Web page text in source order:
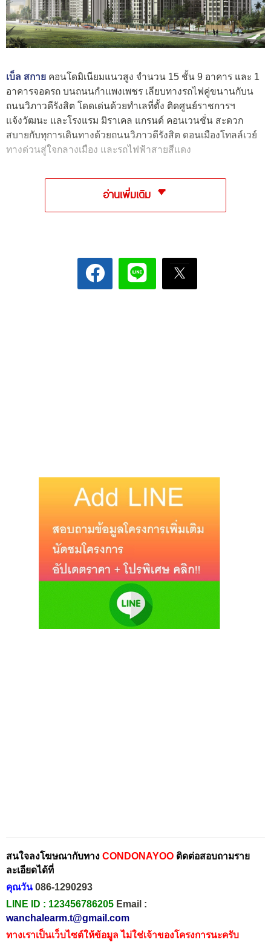
เบ็ล สกาย คอนโดมิเนียมแนวสูง จำนวน 15 ชั้น 9 อาคาร และ 1
อาคารจอดรถ บนถนนกำแพงเพชร เลียบทางรถไฟคู่ขนานกับน
ถนนวิภาวดีรังสิต โดดเด่นด้วยทำเลที่ตั้ง ติดศูนย์ราชการฯ
แจ้งวัฒนะ และโรงแรม มิราเคล แกรนด์ คอนเวนชั่น สะดวก
สบายกับทุการเดินทางด้วยถนนวิภาวดีรังสิต ดอนเมืองโทลล์เวย์
ทางด่วนสู่ใจกลางเมือง และรถไฟฟ้าสายสีแดง
อ่านเพิ่มเติม
สนใจลงโฆษณากับทาง CONDONAYOO ติดต่อสอบถามราย
ละเอียดได้ที่
คุณวัน 086-1290293
LINE ID : 123456786205 Email :
wanchalearm.t@gmail.com
ทางเราเป็นเว็บไซต์ให้ข้อมูล ไม่ใช่เจ้าของโครงการนะครับ